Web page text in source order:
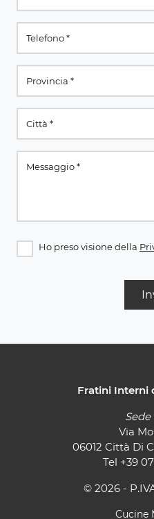
Ho preso visione della
Fratini Interni
Via
06012 Città Di
Tel +39
© 2026 -
Cucine